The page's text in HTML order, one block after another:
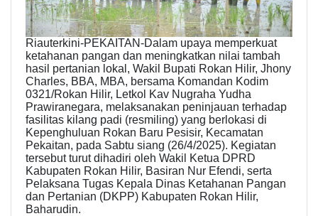
Riauterkini-PEKAITAN-Dalam upaya memperkuat
ketahanan pangan dan meningkatkan nilai tambah
hasil pertanian lokal, Wakil Bupati Rokan Hilir, Jhony
Charles, BBA, MBA, bersama Komandan Kodim
0321/Rokan Hilir, Letkol Kav Nugraha Yudha
Prawiranegara, melaksanakan peninjauan terhadap
fasilitas kilang padi (resmiling) yang berlokasi di
Kepenghuluan Rokan Baru Pesisir, Kecamatan
Pekaitan, pada Sabtu siang (26/4/2025). Kegiatan
tersebut turut dihadiri oleh Wakil Ketua DPRD
Kabupaten Rokan Hilir, Basiran Nur Efendi, serta
Pelaksana Tugas Kepala Dinas Ketahanan Pangan
dan Pertanian (DKPP) Kabupaten Rokan Hilir,
Baharudin.